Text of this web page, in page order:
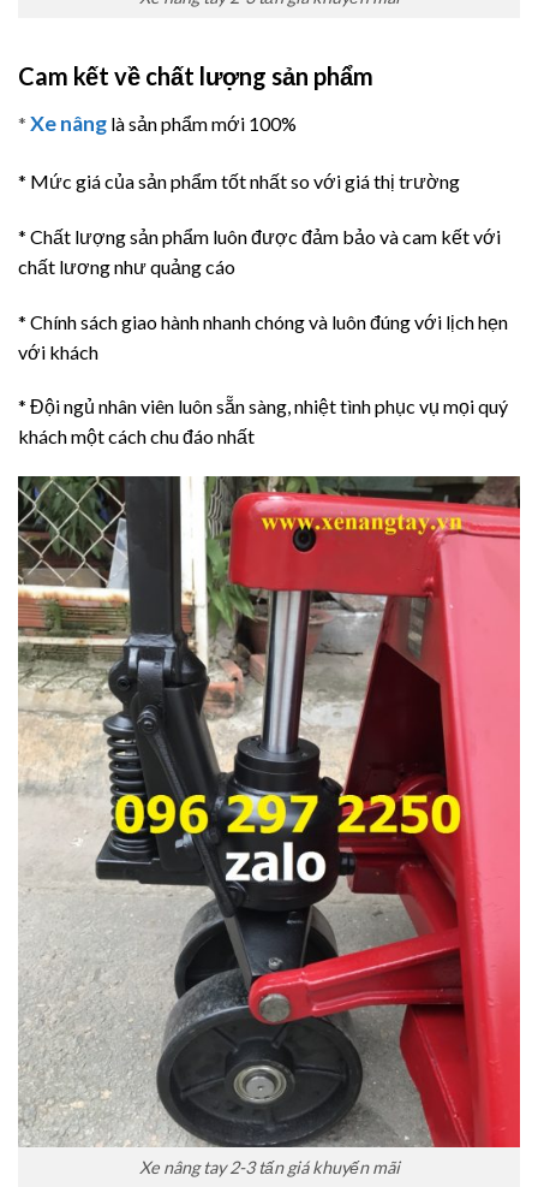
Cam kết về chất lượng sản phẩm
* Xe nâng là sản phẩm mới 100%
* Mức giá của sản phẩm tốt nhất so với giá thị trường
* Chất lượng sản phẩm luôn được đảm bảo và cam kết với
chất lương như quảng cáo
* Chính sách giao hành nhanh chóng và luôn đúng với lịch hẹn
với khách
* Đội ngủ nhân viên luôn sẵn sàng, nhiệt tình phục vụ mọi quý
khách một cách chu đáo nhất
Xe nâng tay 2-3 tấn giá khuyến mãi